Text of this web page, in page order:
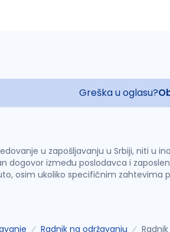
Greška u oglasu?
u zapošljavanju u Srbiji, niti u
dogovor između poslodavca i
osim ukoliko specifičnim zahtevima
Radnik na održavanju